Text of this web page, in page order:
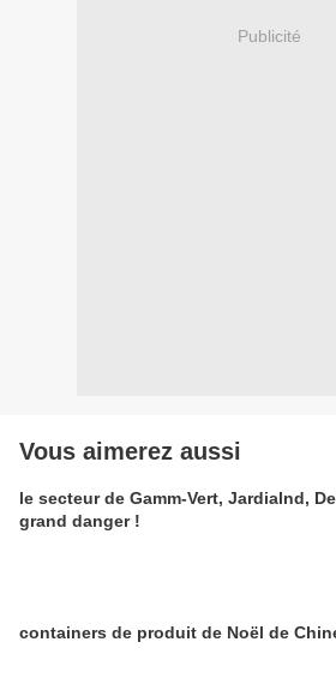
Publicité
Vous aimerez aussi
le secteur de Gamm-Vert, Jardialnd,
grand danger !
containers de produit de Noël de